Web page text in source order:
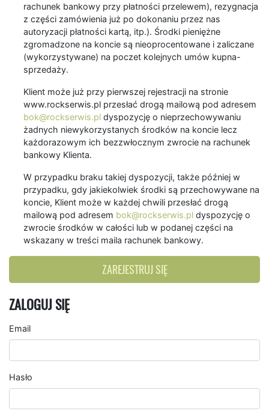
rachunek bankowy przy płatności przelewem), rezygnacja
z części zamówienia już po dokonaniu przez nas
autoryzacji płatności kartą, itp.). Środki pieniężne
zgromadzone na koncie są nieoprocentowane i zaliczane
(wykorzystywane) na poczet kolejnych umów kupna-
sprzedaży.
Klient może już przy pierwszej rejestracji na stronie
www.rockserwis.pl przesłać drogą mailową pod adresem
bok@rockserwis.pl dyspozycję o nieprzechowywaniu
żadnych niewykorzystanych środków na koncie lecz
każdorazowym ich bezzwłocznym zwrocie na rachunek
bankowy Klienta.
W przypadku braku takiej dyspozycji, także później w
przypadku, gdy jakiekolwiek środki są przechowywane na
koncie, Klient może w każdej chwili przesłać drogą
mailową pod adresem bok@rockserwis.pl dyspozycję o
zwrocie środków w całości lub w podanej części na
wskazany w treści maila rachunek bankowy.
ZAREJESTRUJ SIĘ
ZALOGUJ SIĘ
Email
Hasło